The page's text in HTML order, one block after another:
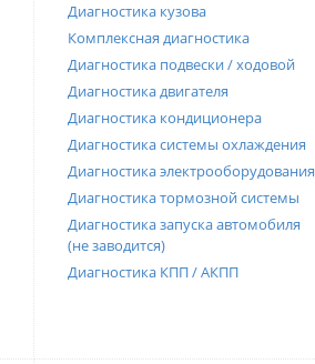
Диагностика кузова
Комплексная диагностика
Диагностика подвески / ходовой
Диагностика двигателя
Диагностика кондиционера
Диагностика системы охлаждения
Диагностика электрооборудования
Диагностика тормозной системы
Диагностика запуска автомобиля
(не заводится)
Диагностика КПП / АКПП